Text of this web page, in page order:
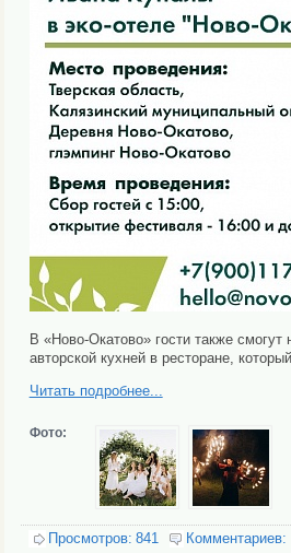
В «Ново-Окатово» гости также
авторской кухней в ресторане,
Читать подробнее...
Фото:
Просмотров: 841 Комментариев: